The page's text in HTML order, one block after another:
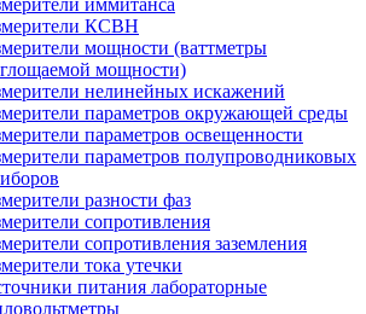
иммитанса
КСВН
мощности (ваттметры
мощности)
нелинейных искажений
параметров окружающей среды
параметров освещенности
параметров полупроводниковых
разности фаз
сопротивления
сопротивления заземления
тока утечки
питания лабораторные